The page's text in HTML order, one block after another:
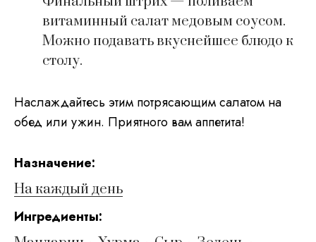
витаминный салат медовым соусом.
Можно подавать вкуснейшее блюдо к
столу.
Наслаждайтесь этим потрясающим салатом на
обед или ужин. Приятного вам аппетита!
Hазначение:
На каждый день
Ингредиенты: